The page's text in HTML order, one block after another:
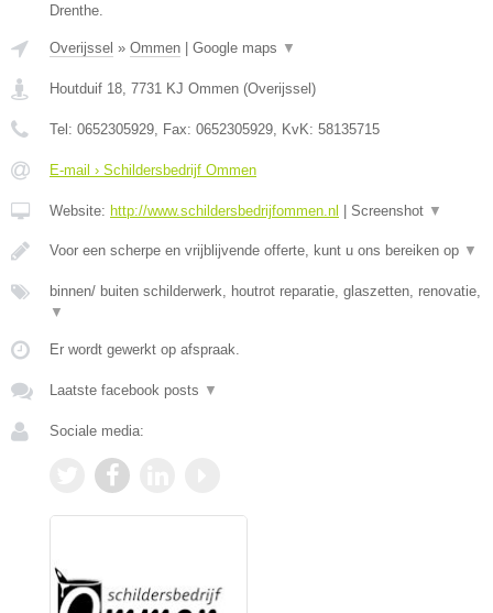
Drenthe.
Overijssel » Ommen Google maps ▼
Houtduif 18 7731 KJ Ommen (Overijssel )
Tel: 0652305929 , Fax: 0652305929 , KvK: 58135715
E-mail › Schildersbedrijf Ommen
Website: http://www.schildersbedrijfommen.nl Screenshot ▼
Voor een scherpe en vrijblijvende offerte, kunt u ons bereiken op ▼
binnen/ buiten schilderwerk, houtrot reparatie, glaszetten, renovatie,
▼
Er wordt gewerkt op afspraak.
Laatste facebook posts ▼
Sociale media: